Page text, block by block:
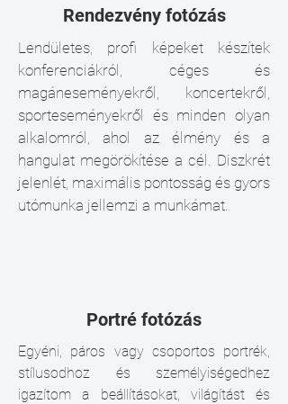
Rendezvény fotózás
Lendületes, profi képeket készítek
konferenciákról, céges és
magáneseményekről, koncertekről,
sporteseményekről és minden olyan
alkalomról, ahol az élmény és a
hangulat megörökítése a cél. Diszkrét
jelenlét, maximális pontosság és gyors
utómunka jellemzi a munkámat.
Portré fotózás
Egyéni, páros vagy csoportos portrék,
stílusodhoz és személyiségedhez
igazítom a beállításokat, világítást és